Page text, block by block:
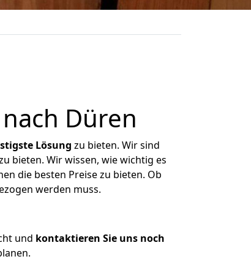
Düren
Lösung zu bieten. Wir sind
bieten. Wir wissen, wie wichtig es
die besten Preise zu bieten. Ob
werden muss.
und kontaktieren Sie uns noch